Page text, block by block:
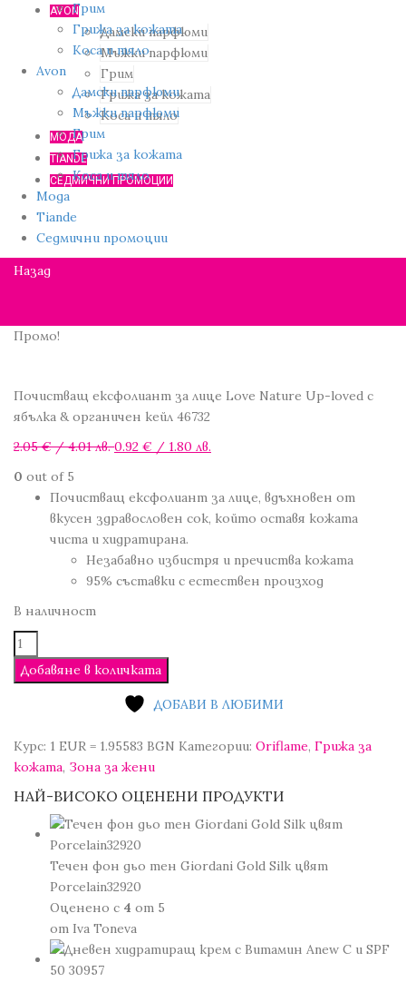
AVON
Дамски парфюми
Мъжки парфюми
Грим
Грижа за кожата
Коса и тяло
МОДА
TIANDE
СЕДМИЧНИ ПРОМОЦИИ
Грим
Грижа за кожата
Коса и тяло
Avon
Дамски парфюми
Мъжки парфюми
Грим
Грижа за кожата
Коса и тяло
Мода
Tiande
Седмични промоции
Назад
Промо!
Почистващ ексфолиант за лице Love Nature Up-loved с
ябълка & органичен кейл 46732
2.05€/ 4.01 лв.Original
2.05 €
/
4.01 лв..
0.92 € / 1.80 лв.
0.92 €
0 out of 5
Почистващ ексфолиант за лице, вдъхновен от
вкусен здравословен сок, който оставя кожата
чиста и хидратирана.
Незабавно избистря и пречиства кожата
95% съставки с естествен произход
В наличност
количество
за
Почистващ
лице
Love
Nature
Up-
ябълка
органичен
46732
Добавяне в количката
ДОБАВИ В ЛЮБИМИ
Курс: 1 EUR = 1.95583 BGN Категории: Oriflame, Грижа за
кожата, Зона за жени
НАЙ-ВИСОКО ОЦЕНЕНИ ПРОДУКТИ
Течен фон дьо тен Giordani Gold Silk цвят
Porcelain32920
Оценено с 4 от 5
от Iva Toneva